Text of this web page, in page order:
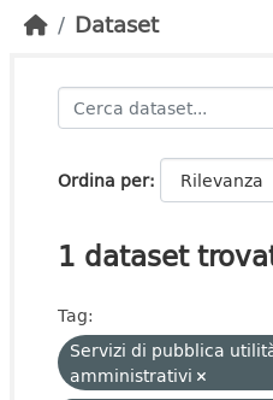
Dataset
Ordina per
1 dataset
Tag:
Servizi di pubblica
amministrativi